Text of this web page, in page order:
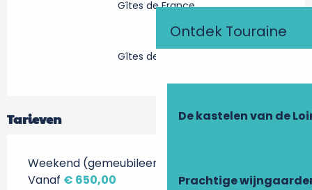
Ontdek Touraine
De kastelen van de
Prachtige
Gîtes de France
Gîtes de France
Tarieven
Weekend (gemeubileerd)
Vanaf € 650,00